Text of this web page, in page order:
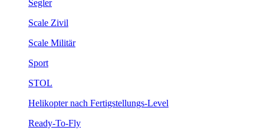
Segler
Scale Zivil
Scale Militär
Sport
STOL
Helikopter nach Fertigstellungs-Level
Ready-To-Fly